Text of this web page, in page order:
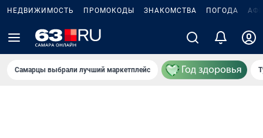
НЕДВИЖИМОСТЬ ПРОМОКОДЫ ЗНАКОМСТВА ПОГОДА
Самарцы выбрали лучший маркетплейс